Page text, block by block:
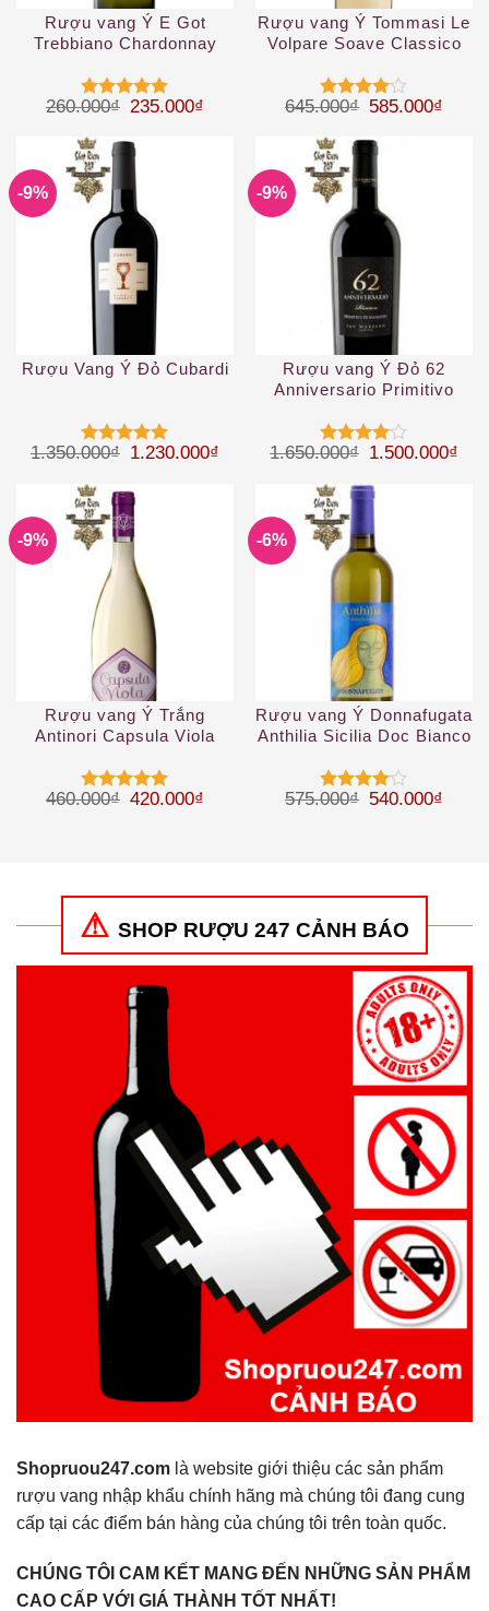
Rượu vang Ý E Got
Trebbiano Chardonnay
Được xếp
sao
260.000₫ Giá gốc là: 260.000₫.
235.000₫ Giá hiện tại là: 235.000₫.
Rượu vang Ý Tommasi Le
Volpare Soave Classico
Được
45 sao
645.000₫ Giá gốc là:
585.000₫
-9%
Rượu Vang Ý Đỏ Cubardi
Được xếp
sao
1.350.000₫ Giá gốc là: 1.350.000₫.
1.230.000₫ Giá hiện tại là: 1.230.000₫.
-9%
Rượu vang Ý Đỏ 62
Anniversario Primitivo
Được
45 sao
1.650.000₫ Giá gốc là:
1.500.000₫
-9%
Rượu vang Ý Trắng
Antinori Capsula Viola
Được xếp
460.000₫ Giá gốc là: 460.000₫.
420.000₫ Giá hiện tại là: 420.000₫.
-6%
Rượu vang Ý Donnafugata
Anthilia Sicilia Doc Bianco
Được
575.000₫ Giá gốc là:
540.000₫
SHOP RƯỢU 247 CẢNH BÁO
Shopruou247.com là website giới thiệu các sản phẩm
rượu vang nhập khẩu chính hãng mà chúng tôi đang cung
cấp tại các điểm bán hàng của chúng tôi trên toàn quốc.
CHÚNG TÔI CAM KẾT MANG ĐẾN NHỮNG SẢN PHẨM
CAO CẤP VỚI GIÁ THÀNH TỐT NHẤT!